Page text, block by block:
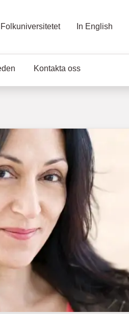
In English
Kontakta oss